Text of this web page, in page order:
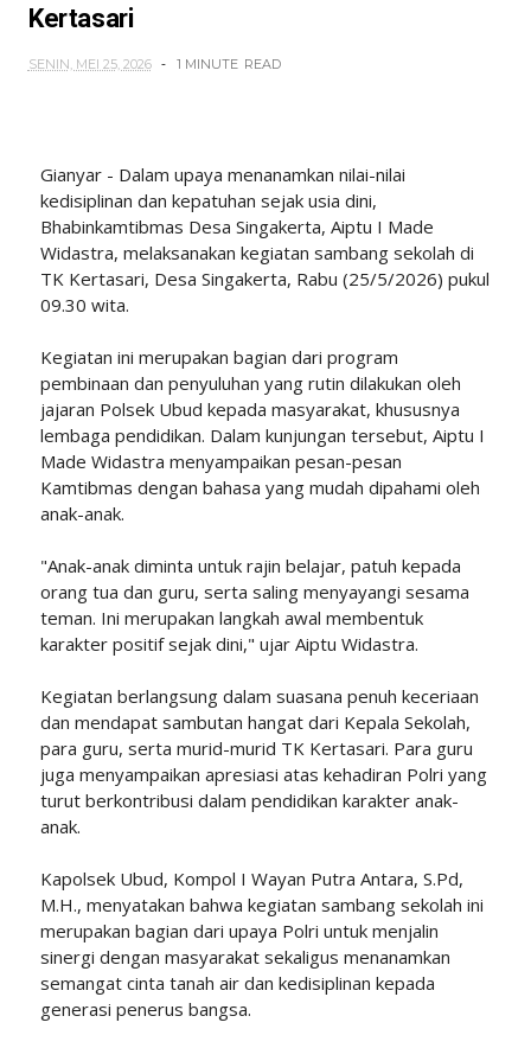
Kertasari
SENIN, MEI 25, 2026 1 MINUTE READ
Gianyar - Dalam upaya menanamkan nilai-nilai
kedisiplinan dan kepatuhan sejak usia dini,
Bhabinkamtibmas Desa Singakerta, Aiptu I Made
Widastra, melaksanakan kegiatan sambang sekolah di
TK Kertasari, Desa Singakerta, Rabu (25/5/2026) pukul
09.30 wita.
Kegiatan ini merupakan bagian dari program
pembinaan dan penyuluhan yang rutin dilakukan oleh
jajaran Polsek Ubud kepada masyarakat, khususnya
lembaga pendidikan. Dalam kunjungan tersebut, Aiptu I
Made Widastra menyampaikan pesan-pesan
Kamtibmas dengan bahasa yang mudah dipahami oleh
anak-anak.
"Anak-anak diminta untuk rajin belajar, patuh kepada
orang tua dan guru, serta saling menyayangi sesama
teman. Ini merupakan langkah awal membentuk
karakter positif sejak dini," ujar Aiptu Widastra.
Kegiatan berlangsung dalam suasana penuh keceriaan
dan mendapat sambutan hangat dari Kepala Sekolah,
para guru, serta murid-murid TK Kertasari. Para guru
juga menyampaikan apresiasi atas kehadiran Polri yang
turut berkontribusi dalam pendidikan karakter anak-
anak.
Kapolsek Ubud, Kompol I Wayan Putra Antara, S.Pd,
M.H., menyatakan bahwa kegiatan sambang sekolah ini
merupakan bagian dari upaya Polri untuk menjalin
sinergi dengan masyarakat sekaligus menanamkan
semangat cinta tanah air dan kedisiplinan kepada
generasi penerus bangsa.